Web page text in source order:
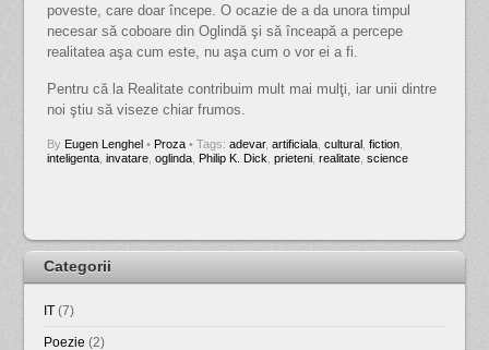
poveste, care doar începe. O ocazie de a da unora timpul
necesar să coboare din Oglindă şi să înceapă a percepe
realitatea aşa cum este, nu aşa cum o vor ei a fi.
Pentru că la Realitate contribuim mult mai mulţi, iar unii dintre
noi ştiu să viseze chiar frumos.
By Eugen Lenghel• Proza • Tags: adevar, artificiala, cultural, fiction,
inteligenta, invatare, oglinda, Philip K. Dick prieteni, realitate, science
Categorii
IT (7)
Poezie (2)